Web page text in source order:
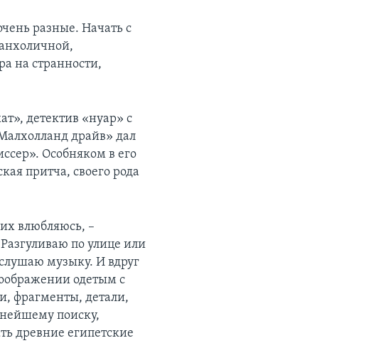
разные. Начать с
на странности,
детектив «нуар» с
драйв» дал
Особняком в его
притча, своего рода
влюбляюсь, –
по улице или
музыку. И вдруг
одетым с
фрагменты, детали,
поиску,
древние египетские